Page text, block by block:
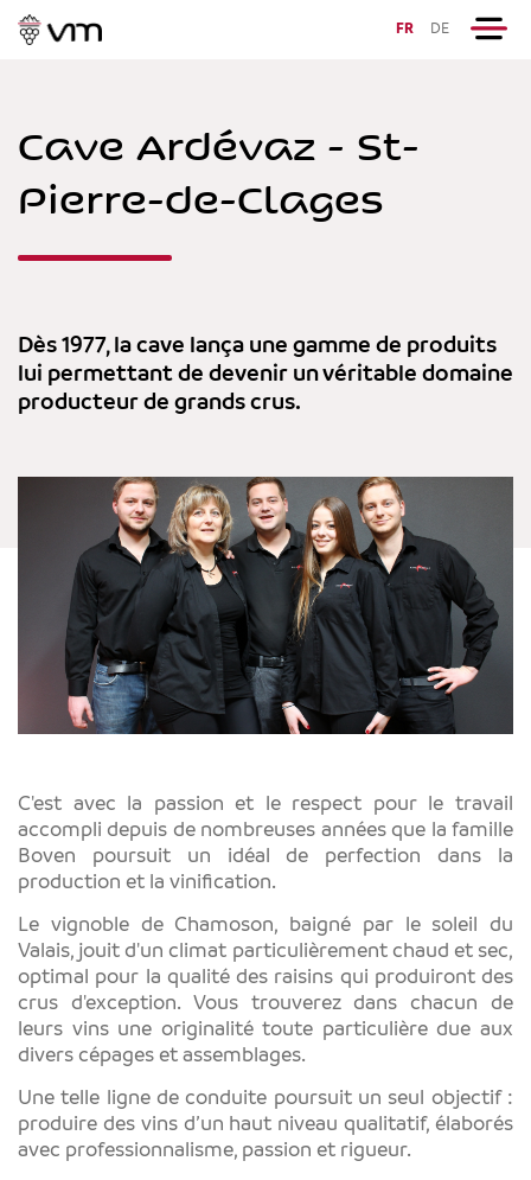
FR DE
Cave Ardévaz - St-
Pierre-de-Clages
Dès 1977, la cave lança une gamme de produits
lui permettant de devenir un véritable domaine
producteur de grands crus.
C'est avec la passion et le respect pour le travail
accompli depuis de nombreuses années que la famille
Boven poursuit un idéal de perfection dans la
production et la vinification.
Le vignoble de Chamoson, baigné par le soleil du
Valais, jouit d'un climat particulièrement chaud et sec,
optimal pour la qualité des raisins qui produiront des
crus d'exception. Vous trouverez dans chacun de
leurs vins une originalité toute particulière due aux
divers cépages et assemblages.
Une telle ligne de conduite poursuit un seul objectif :
produire des vins d’un haut niveau qualitatif, élaborés
avec professionnalisme, passion et rigueur.